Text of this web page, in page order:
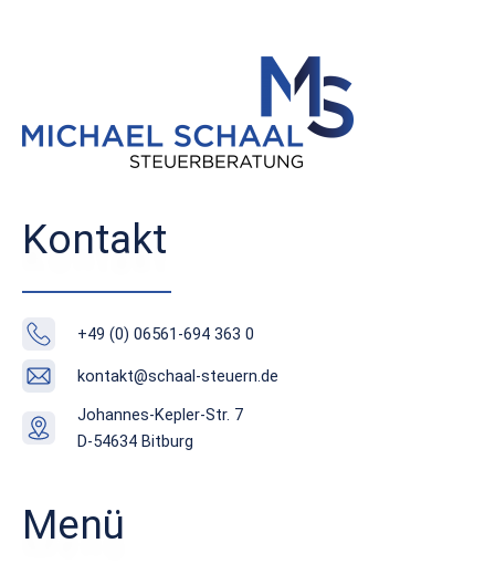
Kontakt
+49 (0) 06561-694 363 0
kontakt@schaal-steuern.de
Johannes-Kepler-Str. 7
D-54634 Bitburg
Menü